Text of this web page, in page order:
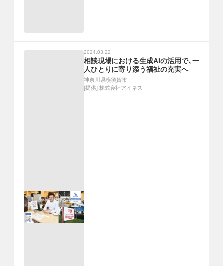
2024.03.22
相談現場における生成AIの活用で、一
人ひとりに寄り添う福祉の充実へ
神奈川県横須賀市
[提供] 株式会社アイネス